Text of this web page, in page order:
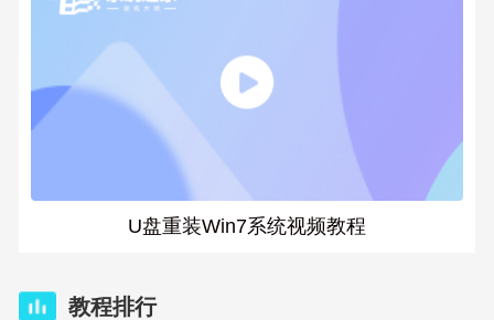
U盘重装Win7系统视频教程
教程排行